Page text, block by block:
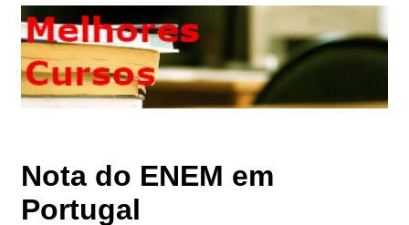
Nota do ENEM em
Portugal